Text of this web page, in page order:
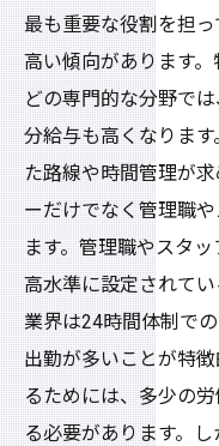
最も重要な役割を担
高い傾向があります
どの専門的な分野で
分給与も高くなりま
た路線や時間管理が
ーだけでなく管理職
ます。管理職やスタ
高水準に設定されて
業界は24時間体制で
出勤が多いことが特
るためには、多少の
る必要があります。